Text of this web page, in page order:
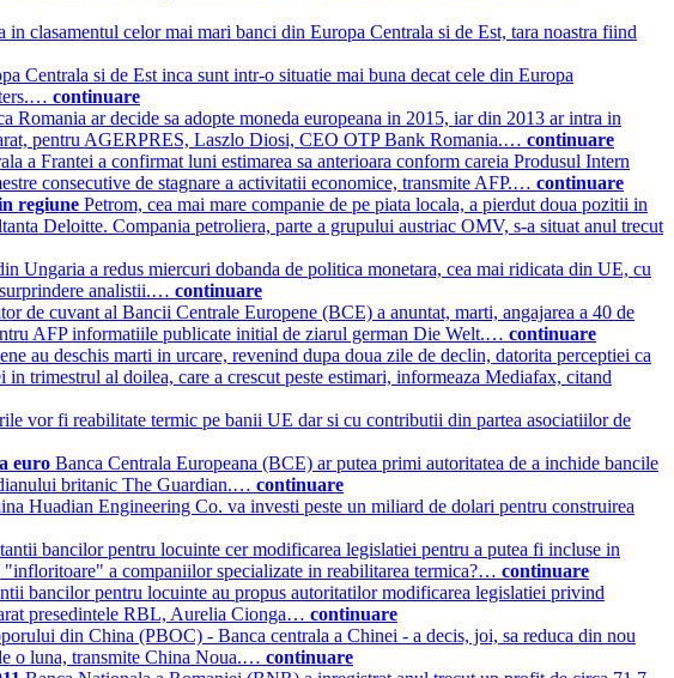
in clasamentul celor mai mari banci din Europa Centrala si de Est, tara noastra fiind
Centrala si de Est inca sunt intr-o situatie mai buna decat cele din Europa
continuare
Romania ar decide sa adopte moneda europeana in 2015, iar din 2013 ar intra in
pentru AGERPRES, Laszlo Diosi, CEO OTP Bank Romania.… continuare
a Frantei a confirmat luni estimarea sa anterioara conform careia Produsul Intern
consecutive de stagnare a activitatii economice, transmite AFP.… continuare
regiune Petrom, cea mai mare companie de pe piata locala, a pierdut doua pozitii in
Deloitte. Compania petroliera, parte a grupului austriac OMV, s-a situat anul trecut
Ungaria a redus miercuri dobanda de politica monetara, cea mai ridicata din UE, cu
analistii.… continuare
de cuvant al Bancii Centrale Europene (BCE) a anuntat, marti, angajarea a 40 de
AFP informatiile publicate initial de ziarul german Die Welt.… continuare
au deschis marti in urcare, revenind dupa doua zile de declin, datorita perceptiei ca
trimestrul al doilea, care a crescut peste estimari, informeaza Mediafax, citand
vor fi reabilitate termic pe banii UE dar si cu contributii din partea asociatiilor de
euro Banca Centrala Europeana (BCE) ar putea primi autoritatea de a inchide bancile
britanic The Guardian.… continuare
Huadian Engineering Co. va investi peste un miliard de dolari pentru construirea
bancilor pentru locuinte cer modificarea legislatiei pentru a putea fi incluse in
"infloritoare" a companiilor specializate in reabilitarea termica?… continuare
bancilor pentru locuinte au propus autoritatilor modificarea legislatiei privind
presedintele RBL, Aurelia Cionga… continuare
din China (PBOC) - Banca centrala a Chinei - a decis, joi, sa reduca din nou
o luna, transmite China Noua.… continuare